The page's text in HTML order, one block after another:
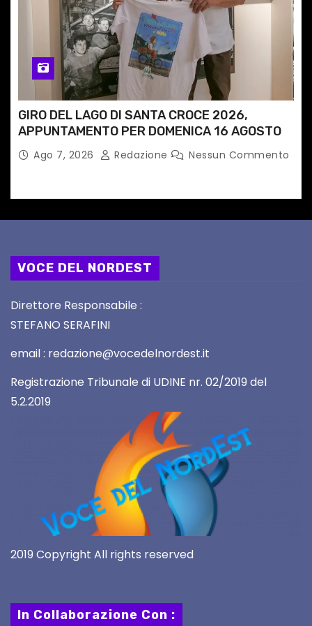
GIRO DEL LAGO DI SANTA CROCE 2026,
APPUNTAMENTO PER DOMENICA 16 AGOSTO
Ago 7, 2026 Redazione Nessun Commento
VOCE DEL NORDEST
Direttore Responsabile :
STEFANO SERAFINI
email : redazione@vocedelnordest.it
Registrazione Tribunale di UDINE nr. 02/2019 del
5.2.2019
2019 Copyright All rights reserved
In Collaborazione Con :